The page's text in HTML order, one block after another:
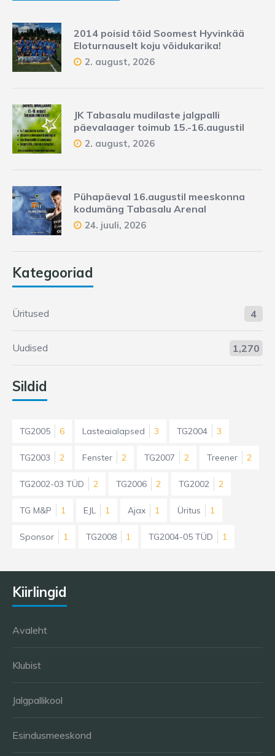
2014 poisid tõid Soomest Hyvinkää
Eloturnauselt koju võidukarika!
2. august, 2026
JK Tabasalu mudilaste jalgpalli
päevalaager toimub 15.-16.augustil
2. august, 2026
Pühapäeval 16.augustil meeskonna
kodumäng Tabasalu Arenal
24. juuli, 2026
Kategooriad
Üritused 4
Uudised 1,270
Sildid
TG2005 6 Lasteaialapsed 3 TG2004 3
TG2003 2 Fenster 2 TG2007 2 Treener 2
TG2002-03 TÜD 2 TG2006 2 TG2002 2
TG M&P 1 EJL 1 Ajax 1 Üritus 1
Sponsor 1 TG2008 1 TG2004-05 TÜD 1
Kiirlingid
Avaleht
Klubist
Jalgpallikool
Esindusmeeskond